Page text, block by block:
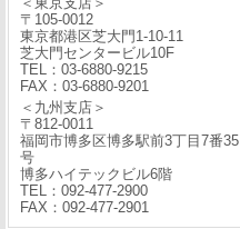
〒105-0012
東京都港区芝大門1-10-11
芝大門センタービル10F
TEL：03-6880-9215
FAX：03-6880-9201
＜九州支店＞
〒812-0011
福岡市博多区博多駅前3丁目7番35
号
博多ハイテックビル6階
TEL：092-477-2900
FAX：092-477-2901